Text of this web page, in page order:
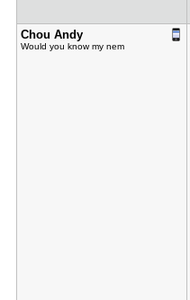
Chou Andy
Would you know my nem